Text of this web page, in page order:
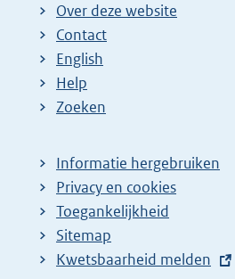
Over deze website
Contact
English
Help
Zoeken
Informatie hergebruiken
Privacy en cookies
Toegankelijkheid
Sitemap
E
Kwetsbaarheid melden